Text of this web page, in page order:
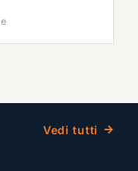
Vedi tutti